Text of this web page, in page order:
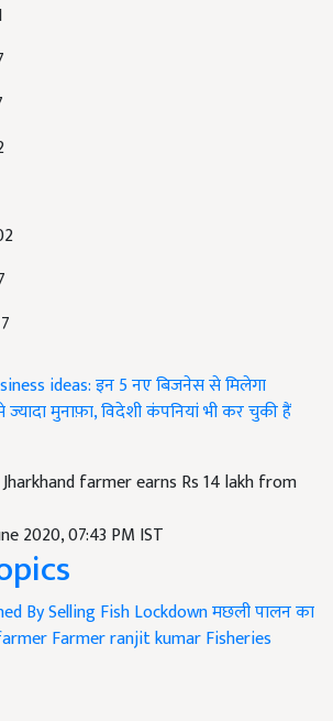
ideas: इन 5 नए बिजनेस से मिलेगा
मुनाफ़ा, विदेशी कंपनियां भी कर चुकी हैं
Jharkhand farmer earns Rs 14 lakh from
2020, 07:43 PM IST
By Selling FishLockdownमछली पालन का
Farmer ranjit kumarFisheries